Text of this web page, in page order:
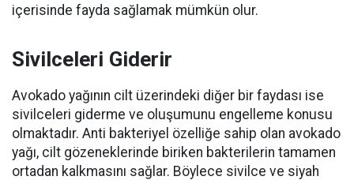
içerisinde fayda sağlamak mümkün olur.
Sivilceleri Giderir
Avokado yağının cilt üzerindeki diğer bir faydası ise
sivilceleri giderme ve oluşumunu engelleme konusu
olmaktadır. Anti bakteriyel özelliğe sahip olan avokado
yağı, cilt gözeneklerinde biriken bakterilerin tamamen
ortadan kalkmasını sağlar. Böylece sivilce ve siyah